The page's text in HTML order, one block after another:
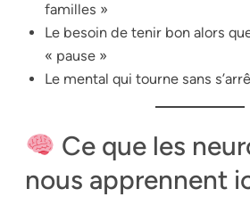
familles »
Le besoin de tenir bon alors
« pause »
Le mental qui tourne sans
Ce que les
nous apprennent